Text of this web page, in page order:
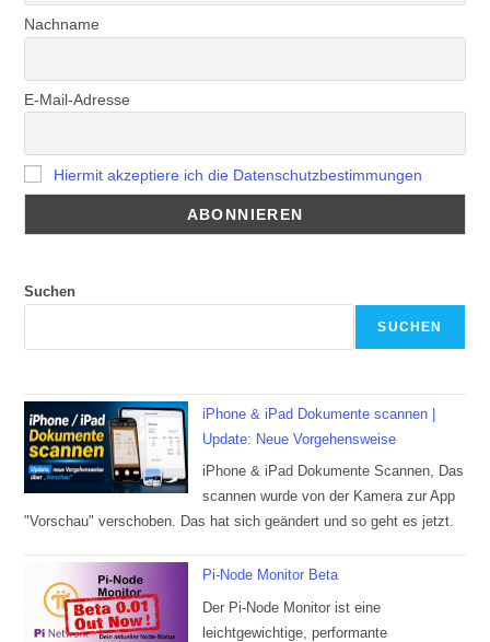
Nachname
E-Mail-Adresse
Hiermit akzeptiere ich die Datenschutzbestimmungen
Suchen
SUCHEN
iPhone & iPad Dokumente scannen |
Update: Neue Vorgehensweise
iPhone & iPad Dokumente Scannen, Das
scannen wurde von der Kamera zur App
"Vorschau" verschoben. Das hat sich geändert und so geht es jetzt.
Pi-Node Monitor Beta
Der Pi-Node Monitor ist eine
leichtgewichtige, performante